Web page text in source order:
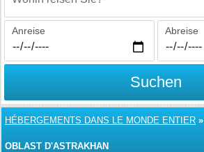
Wohin reisen Sie?
Anreise Abreise
Suchen
HÉBERGEMENTS DANS LE MONDE ENTIER »
OBLAST D'ASTRAKHAN